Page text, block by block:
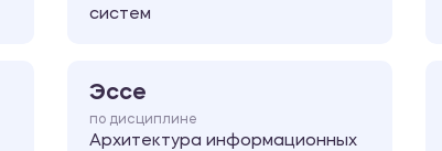
систем
Эссе
по дисциплине
Архитектура информационных